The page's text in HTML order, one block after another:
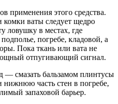
применения этого средства.
ваты следует щедро
ловушку в местах, где
погребе, кладовой, а
Пока ткань или вата не
отпугивающий сигнал.
смазать бальзамом плинтусы
нижнюю часть стен в погребе,
запаховой барьер.